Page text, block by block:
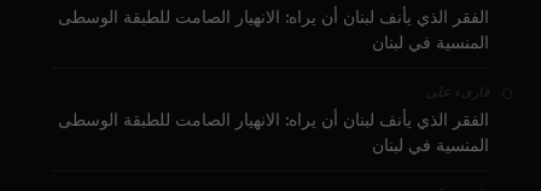
الفقر الذي يأنف لبنان أن يراه: الانهيار الصامت للطبقة الوسطى
المنسية في لبنان
قارىء على
الفقر الذي يأنف لبنان أن يراه: الانهيار الصامت للطبقة الوسطى
المنسية في لبنان